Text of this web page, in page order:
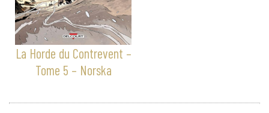
La Horde du Contrevent –
Tome 5 – Norska